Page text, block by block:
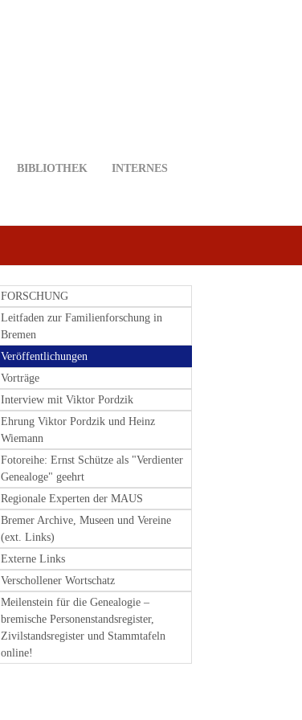
BIBLIOTHEK INTERNES
FORSCHUNG
Leitfaden zur Familienforschung in
Bremen
Veröffentlichungen
Vorträge
Interview mit Viktor Pordzik
Ehrung Viktor Pordzik und Heinz
Wiemann
Fotoreihe: Ernst Schütze als "Verdienter
Genealoge" geehrt
Regionale Experten der MAUS
Bremer Archive, Museen und Vereine
(ext. Links)
Externe Links
Verschollener Wortschatz
Meilenstein für die Genealogie –
bremische Personenstandsregister,
Zivilstandsregister und Stammtafeln
online!